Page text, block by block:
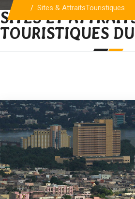
Sites & AttraitsTouristiques
SITES ET
TOURISTIQUES